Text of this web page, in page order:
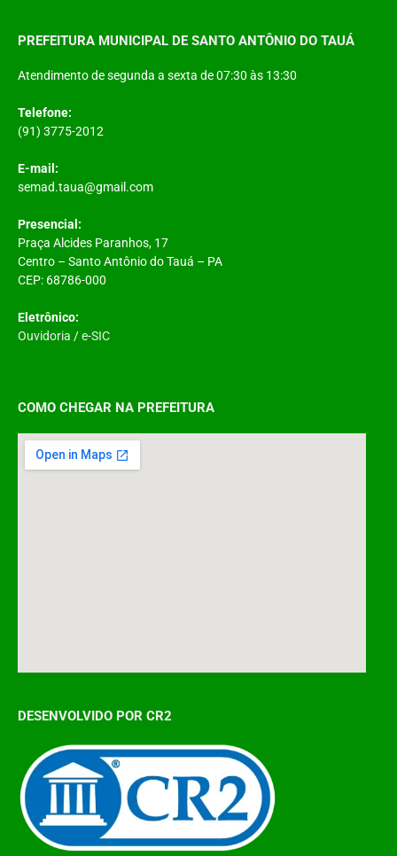
PREFEITURA MUNICIPAL DE SANTO ANTÔNIO DO TAUÁ
Atendimento de segunda a sexta de 07:30 às 13:30
Telefone:
(91) 3775-2012
E-mail:
semad.taua@gmail.com
Presencial:
Praça Alcides Paranhos, 17
Centro – Santo Antônio do Tauá – PA
CEP: 68786-000
Eletrônico:
Ouvidoria /e-SIC
COMO CHEGAR NA PREFEITURA
DESENVOLVIDO POR CR2